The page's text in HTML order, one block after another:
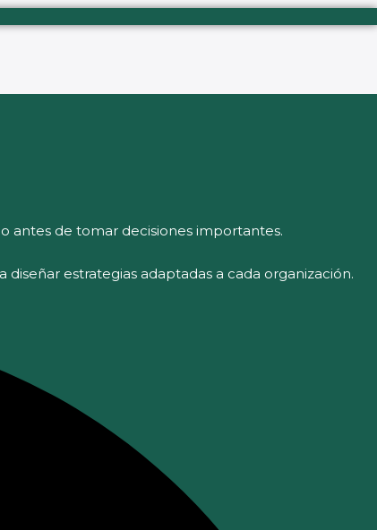
antes de tomar decisiones importantes.
estrategias adaptadas a cada organización.